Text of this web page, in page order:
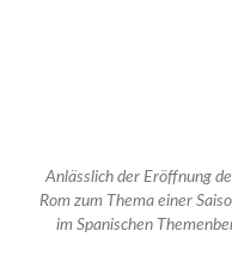
Schwäbisch Hall und
darunter ein Ballon in
atemberaubendes